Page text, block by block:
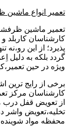
تعمیر انواع
تعمیر ماشین
کارشناسان کاربلد
پذیرد؛ از این
گردد بلکه به دلیل
ویژه در حین
برخی از رایج ترین
کارشناسان مرکز
از تعویض قفل
تخلیه،تعویض
محفظه مواد